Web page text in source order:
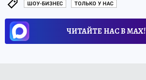
ШОУ-БИЗНЕС ТОЛЬКО У НАС
ЧИТАЙТЕ НАС В МАХ!